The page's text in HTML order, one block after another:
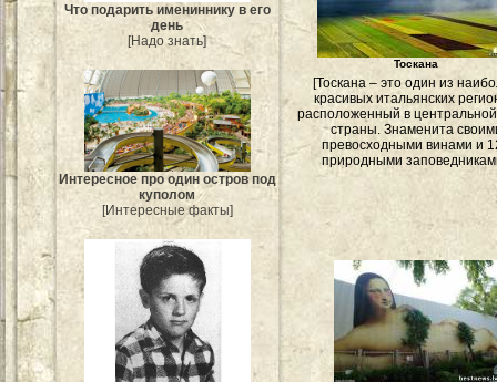
Что подарить имениннику в его
день
[Надо знать]
Интересное про один остров под
куполом
[Интересные факты]
Тоскана
[Тоскана – это один из
красивых итальянских
расположенный в
страны. Знаменита
превосходными винами и
природными